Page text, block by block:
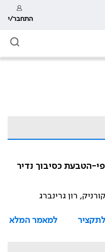
התחבר/י
הטבעת כסיבוך נדיר
רון גרינברג
לתקציר
למאמר המלא